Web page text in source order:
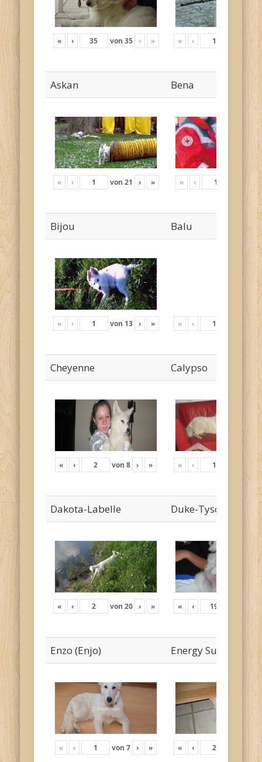
« ‹ von 35 › » « ‹ ›
Askan Bena
« ‹ von 21 › » « ‹
Bijou Balu
« ‹ von 13 › » « ‹ ›
Cheyenne Calypso
« ‹ von8 › » « ‹
Dakota-Labelle Duke-Tyson
« ‹ von 20 › » « ‹
Enzo (Enjo) Energy Sunny
« ‹ von7 › » « ‹